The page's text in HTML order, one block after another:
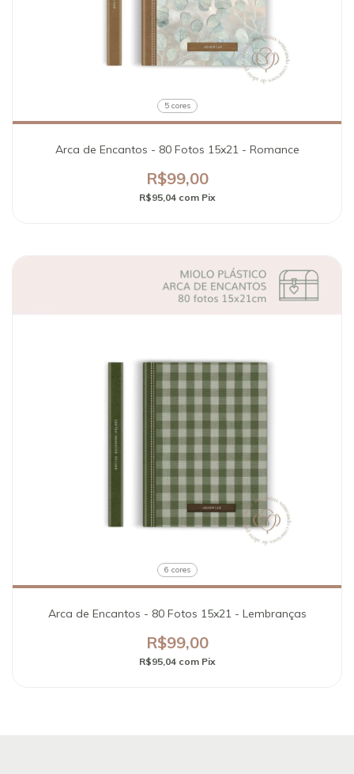
5 cores
Arca de Encantos - 80 Fotos 15x21 - Romance
R$99,00
R$95,04 com Pix
6 cores
Arca de Encantos - 80 Fotos 15x21 - Lembranças
R$99,00
R$95,04 com Pix